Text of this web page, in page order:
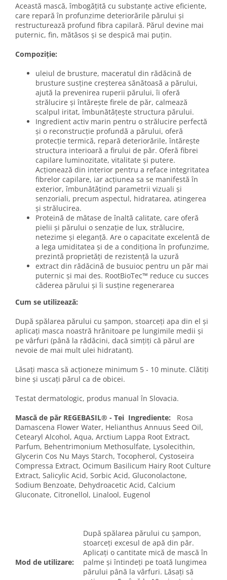
Această mască, îmbogățită cu substanțe active eficiente,
care repară în profunzime deteriorările părului și
restructurează profund fibra capilară. Părul devine mai
puternic, fin, mătăsos și se despică mai puțin.
Compoziție:
uleiul de brusture, maceratul din rădăcină de
brusture susține creșterea sănătoasă a părului,
ajută la prevenirea ruperii părului, îi oferă
strălucire și întărește firele de păr, calmează
scalpul iritat, îmbunătățește structura părului.
Ingredient activ marin pentru o strălucire perfectă
și o reconstrucție profundă a părului, oferă
protecție termică, repară deteriorările, întărește
structura interioară a firului de păr. Oferă fibrei
capilare luminozitate, vitalitate și putere.
Acționează din interior pentru a reface integritatea
fibrelor capilare, iar acțiunea sa se manifestă în
exterior, îmbunătățind parametrii vizuali și
senzoriali, precum aspectul, hidratarea, atingerea
și strălucirea.
Proteină de mătase de înaltă calitate, care oferă
pielii și părului o senzație de lux, strălucire,
netezime și eleganță. Are o capacitate excelentă de
a lega umiditatea și de a condiționa în profunzime,
prezintă proprietăți de rezistență la uzură
extract din rădăcină de busuioc pentru un păr mai
puternic și mai des. RootBioTec™️ reduce cu succes
căderea părului și îi susține regenerarea
Cum se utilizează:
După spălarea părului cu șampon, stoarceți apa din el și
aplicați masca noastră hrănitoare pe lungimile medii și
pe vârfuri (până la rădăcini, dacă simțiți că părul are
nevoie de mai mult ulei hidratant).
Lăsați masca să acționeze minimum 5 - 10 minute. Clătiți
bine și uscați părul ca de obicei.
Testat dermatologic, produs manual în Slovacia.
Mască de păr REGEBASIL® - Tei Ingrediente: Rosa
Damascena Flower Water, Helianthus Annuus Seed Oil,
Cetearyl Alcohol, Aqua, Arctium Lappa Root Extract,
Parfum, Behentrimonium Methosulfate, Lysolecithin,
Glycerin Cos Nu Mays Starch, Tocopherol, Cystoseira
Compressa Extract, Ocimum Basilicum Hairy Root Culture
Extract, Salicylic Acid, Sorbic Acid, Gluconolactone,
Sodium Benzoate, Dehydroacetic Acid, Calcium
Gluconate, Citronellol, Linalool, Eugenol
Mod de utilizare:
După spălarea părului cu șampon,
stoarceți excesul de apă din păr.
Aplicați o cantitate mică de mască în
palme și întindeți pe toată lungimea
părului până la vârfuri. Lăsați să